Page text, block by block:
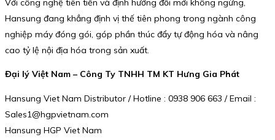
Với công nghệ tiên tiến và định hướng đổi mới không ngừng,
Hansung đang khẳng định vị thế tiên phong trong ngành công
nghiệp máy đóng gói, góp phần thúc đẩy tự động hóa và nâng
cao tỷ lệ nội địa hóa trong sản xuất.
Đại lý Việt Nam – Công Ty TNHH TM KT Hưng Gia Phát
Hansung Viet Nam Distributor / Hotline : 0938 906 663 / Email :
Sales1@hgpvietnam.com
Hansung HGP Viet Nam